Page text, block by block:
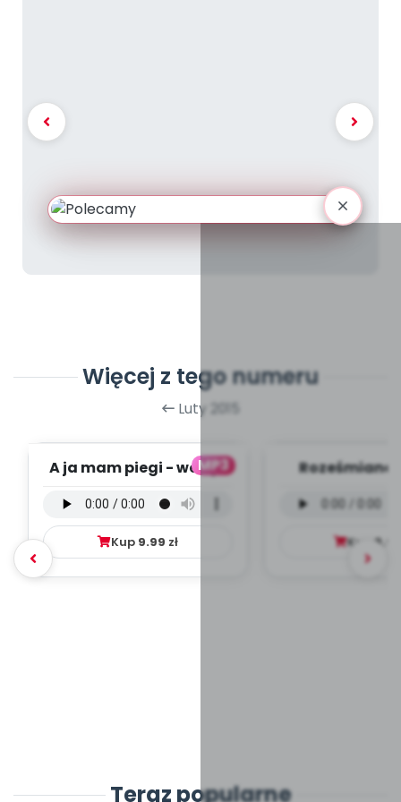
Więcej z tego numeru
Luty 2015
MP3
A ja mam piegi - wersja
Kup 9.99 zł
Roześmiane
mp3)
Kup 9.99
Teraz popularne